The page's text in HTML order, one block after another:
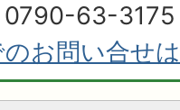
0790-63-3175
お問い合せ